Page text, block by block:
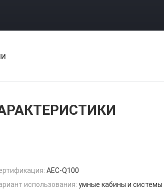
AEC-Q100
использования: умные кабины и системы